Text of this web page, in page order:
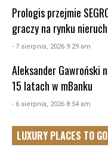
Prologis przejmie
graczy na rynku
- 7 sierpnia, 2026 9:29 am
Aleksander Gawroński
15 latach w mBanku
- 6 sierpnia, 2026 8:54 am
LUXURY PLACES TO GO